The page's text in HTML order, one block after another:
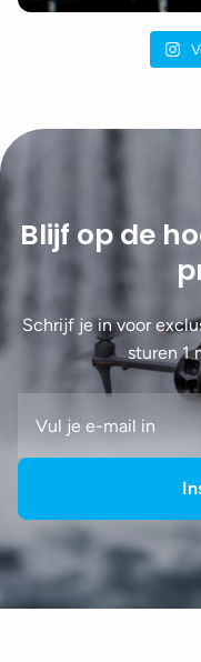
Blijf op de
Schrijf je in voor
sturen 1